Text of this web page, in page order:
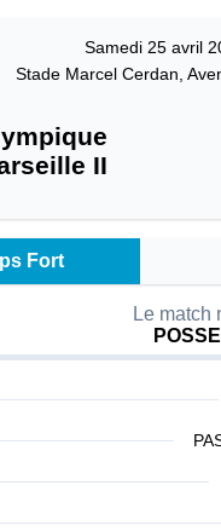
Samedi 25 avril
Stade Marcel Cerdan,
II
Fort
Le match